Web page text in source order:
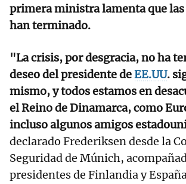
primera ministra lamenta que
han terminado.
"La crisis, por desgracia, no ha
deseo del presidente deEE.UU.
mismo, y todos estamos en
el Reino de Dinamarca, como
incluso algunos amigos
declarado Frederiksen desde la
Seguridad de Múnich,
presidentes de Finlandia y